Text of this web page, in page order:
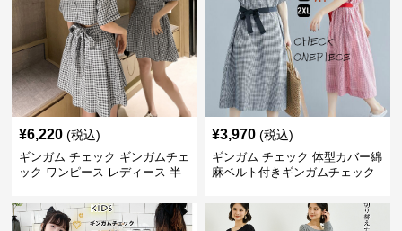
¥6,220 (税込)
ギンガム チェック ギンガムチェ
ック ワンピース レディース 半
¥3,970 (税込)
ギンガム チェック 体型カバー綿
麻ベルト付きギンガムチェック